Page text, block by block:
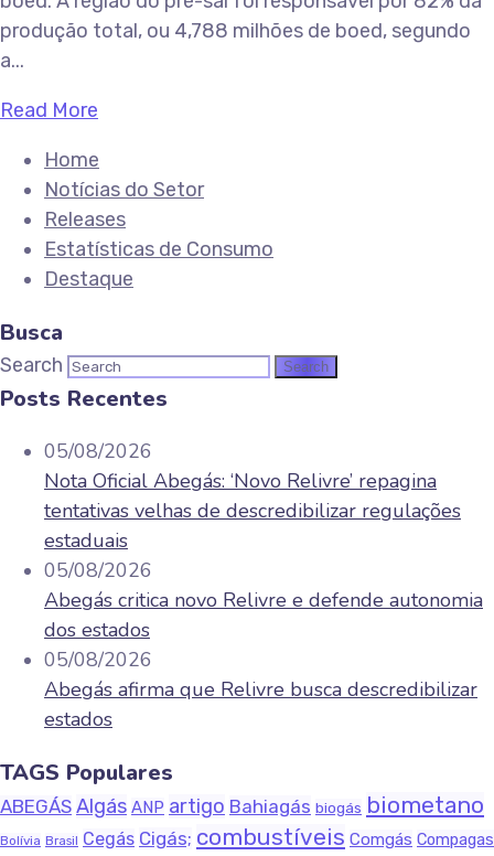
produção total, ou 4,788 milhões de boed, segundo
a...
Read More
Home
Notícias do Setor
Releases
Estatísticas de Consumo
Destaque
Busca
Search
Posts Recentes
05/08/2026
Nota Oficial Abegás: ‘Novo Relivre’ repagina
tentativas velhas de descredibilizar regulações
estaduais
05/08/2026
Abegás critica novo Relivre e defende autonomia
dos estados
05/08/2026
Abegás afirma que Relivre busca descredibilizar
estados
TAGS Populares
ABEGÁS Algás ANP artigo Bahiagás biogás biometano
Bolívia Brasil Cegás Cigás; combustíveis Comgás Compagas